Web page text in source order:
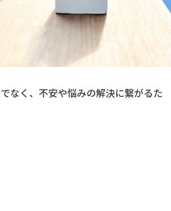
なく、不安や悩みの解決に繋がるた